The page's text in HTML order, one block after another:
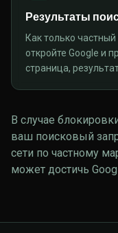
Результаты
Как только
откройте Google и
страница,
В случае
ваш поисковый
сети по частному
может достичь